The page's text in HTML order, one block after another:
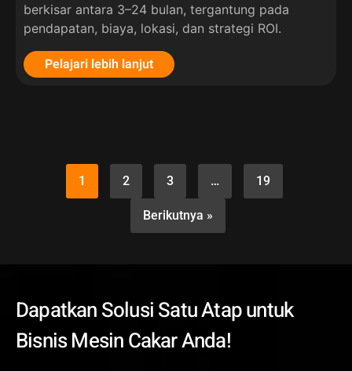
berkisar antara 3–24 bulan, tergantung pada
pendapatan, biaya, lokasi, dan strategi ROI.
Pelajari lebih lanjut
1 2 3 … 19
Berikutnya »
Dapatkan Solusi Satu Atap untuk
Bisnis Mesin Cakar Anda!